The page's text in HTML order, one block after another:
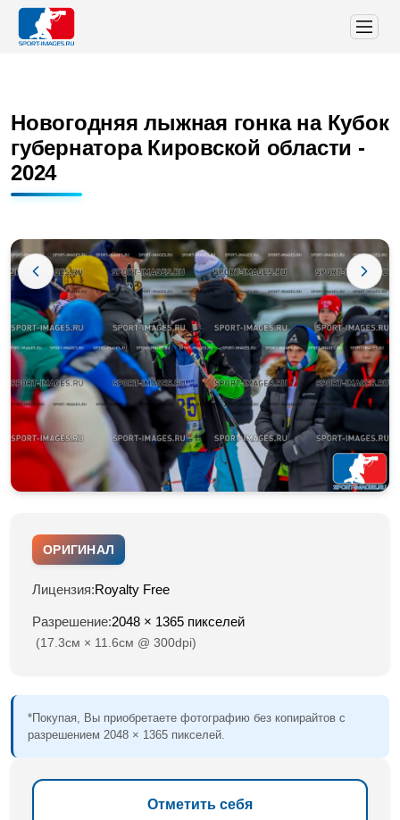
Новогодняя лыжная гонка на Кубок
губернатора Кировской области -
2024
ОРИГИНАЛ
Лицензия:Royalty Free
Разрешение:2048 × 1365 пикселей
(17.3см × 11.6см @ 300dpi)
*Покупая, Вы приобретаете фотографию без копирайтов с
разрешением 2048 × 1365 пикселей.
Отметить себя